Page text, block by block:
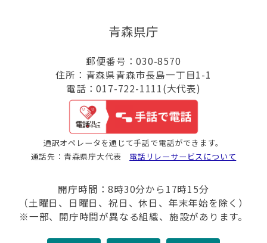
青森県庁
郵便番号：030-8570
住所：青森県青森市長島一丁目1-1
電話：017-722-1111(大代表)
通訳オペレータを通じて手話で電話ができます。
通話先：青森県庁大代表 電話リレーサービスについて
開庁時間：8時30分から17時15分
（土曜日、日曜日、祝日、休日、年末年始を除く）
※一部、開庁時間が異なる組織、施設があります。